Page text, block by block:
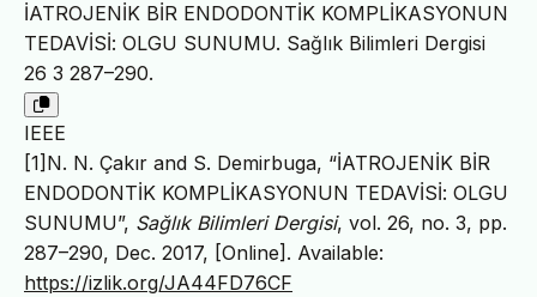
İATROJENİK BİR ENDODONTİK KOMPLİKASYONUN
TEDAVİSİ: OLGU SUNUMU. Sağlık Bilimleri Dergisi
26 3 287–290.
IEEE
[1]N. N. Çakır and S. Demirbuga, “İATROJENİK BİR
ENDODONTİK KOMPLİKASYONUN TEDAVİSİ: OLGU
SUNUMU”, Sağlık Bilimleri Dergisi, vol. 26, no. 3, pp.
287–290, Dec. 2017, [Online]. Available:
https://izlik.org/JA44FD76CF